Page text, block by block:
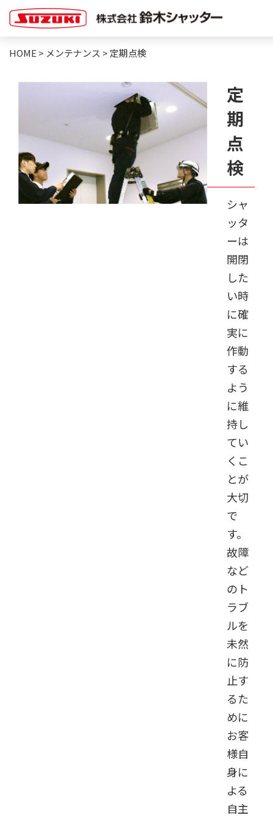
HOME > メンテナンス > 定期点検
定
期
点
検
シャ
ッタ
ーは
開閉
した
い時
に確
実に
作動
する
よう
に維
持し
てい
くこ
とが
大切
で
す。
故障
など
のト
ラブ
ルを
未然
に防
止す
るた
めに
お客
様自
身に
よる
自主